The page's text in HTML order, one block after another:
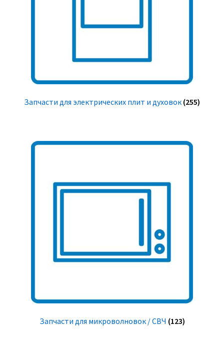
Запчасти для электрических плит и духовок (255)
Запчасти для микроволновок / СВЧ (123)